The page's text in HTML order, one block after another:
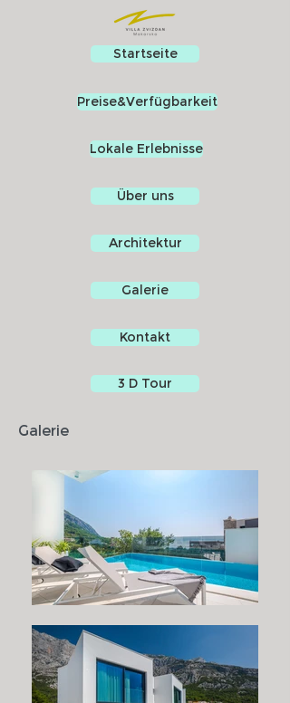
Startseite
Preise&Verfügbarkeit
Lokale Erlebnisse
Über uns
Architektur
Galerie
Kontakt
3 D Tour
Galerie